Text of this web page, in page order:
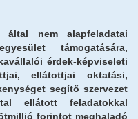
nem alapfeladatai
támogatására,
érdek-képviseleti
ellátottjai oktatási,
segítő szervezet
ellátott feladatokkal
forintot meghaladó